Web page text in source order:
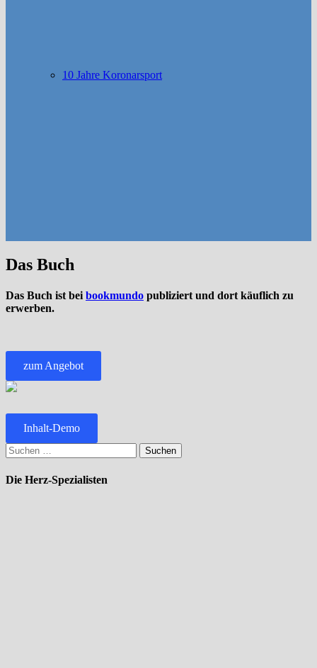
10 Jahre Koronarsport
Das Buch
Das Buch ist bei bookmundo publiziert und dort käuflich zu
erwerben.
zum Angebot
Inhalt-Demo
Suchen
nach:
Die Herz-Spezialisten